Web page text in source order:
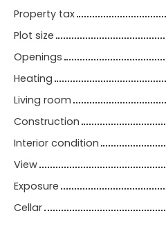
Property tax
Plot size
Openings
Heating
Living room
Construction
Interior condition
View
Exposure
Cellar